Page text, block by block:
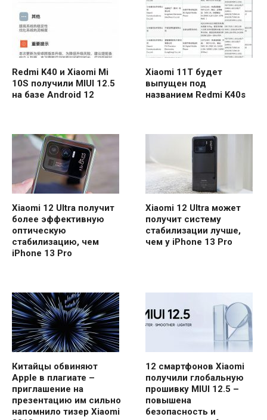
Redmi K40 и Xiaomi Mi
10S получили MIUI 12.5
на базе Android 12
Xiaomi 11T будет
выпущен под
названием Redmi K40s
Xiaomi 12 Ultra получит
более эффективную
оптическую
стабилизацию, чем
iPhone 13 Pro
Xiaomi 12 Ultra может
получит систему
стабилизации лучше,
чем у iPhone 13 Pro
Китайцы обвиняют
Apple в плагиате –
приглашение на
презентацию им сильно
напомнило тизер Xiaomi
12 смартфонов Xiaomi
получили глобальную
прошивку MIUI 12.5 –
повышена
безопасность и